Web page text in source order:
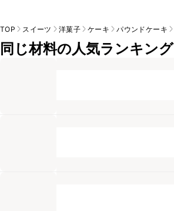
TOP スイーツ 洋菓子 ケーキ パウンドケーキ
同じ材料の人気ランキング